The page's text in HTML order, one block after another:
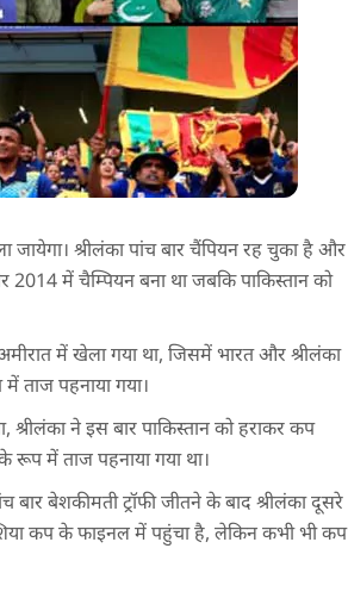
जायेगा। श्रीलंका पांच बार चैंपियन रह चुका है और
में चैम्पियन बना था जबकि पाकिस्तान को
में खेला गया था, जिसमें भारत और श्रीलंका
ताज पहनाया गया।
ने इस बार पाकिस्तान को हराकर कप
रूप में ताज पहनाया गया था।
बेशकीमती ट्रॉफी जीतने के बाद श्रीलंका दूसरे
कप के फाइनल में पहुंचा है, लेकिन कभी भी कप